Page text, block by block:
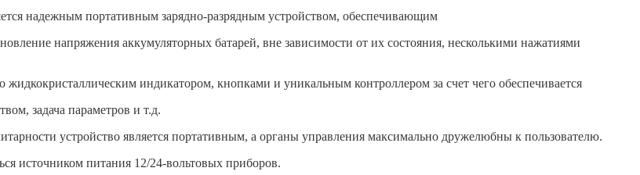
надежным портативным зарядно-разрядным устройством, обеспечивающим
напряжения аккумуляторных батарей, вне зависимости от их состояния, несколькими нажатиями
жидкокристаллическим индикатором, кнопками и уникальным контроллером за счет чего обеспечивается
задача параметров и т.д.
устройство является портативным, а органы управления максимально дружелюбны к пользователю.
источником питания 12/24-вольтовых приборов.